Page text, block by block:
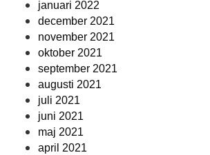
januari 2022
december 2021
november 2021
oktober 2021
september 2021
augusti 2021
juli 2021
juni 2021
maj 2021
april 2021